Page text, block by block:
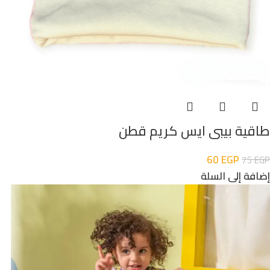
طاقية بيبى ايس كريم قطن
75EGP
60EGP
إضافة إلى السلة